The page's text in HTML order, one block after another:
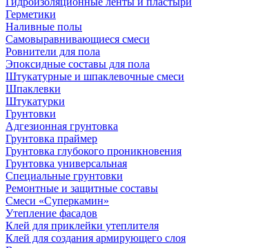
Герметики
Наливные полы
Самовыравнивающиеся смеси
Ровнители для пола
Эпоксидные составы для пола
Штукатурные и шпаклевочные смеси
Шпаклевки
Штукатурки
Грунтовки
Адгезионная грунтовка
Грунтовка праймер
Грунтовка глубокого проникновения
Грунтовка универсальная
Специальные грунтовки
Ремонтные и защитные составы
Смеси «Суперкамин»
Утепление фасадов
Клей для приклейки утеплителя
Клей для создания армирующего слоя